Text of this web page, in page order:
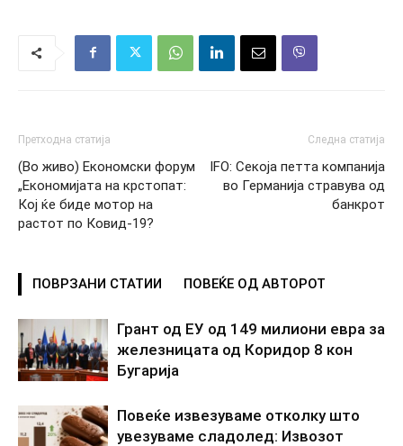
Претходна статија
(Во живо) Економски форум
„Економијата на крстопат:
Кој ќе биде мотор на
растот по Ковид-19?
Следна статија
IFO: Секоја петта компанија
во Германија стравува од
банкрот
ПОВРЗАНИ СТАТИИ ПОВЕЌЕ ОД АВТОРОТ
Грант од ЕУ од 149 милиони евра за
железницата од Коридор 8 кон
Бугарија
Повеќе извезуваме отколку што
увезуваме сладолед: Извозот